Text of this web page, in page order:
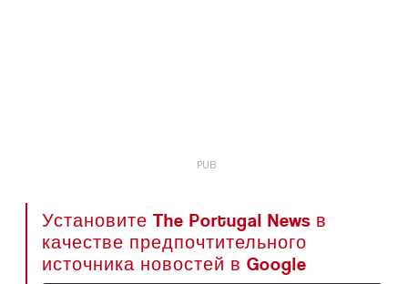
Установите The Portugal News в
качестве предпочтительного
источника новостей в Google